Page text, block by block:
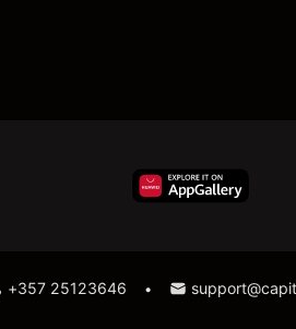
+357 25123646 •